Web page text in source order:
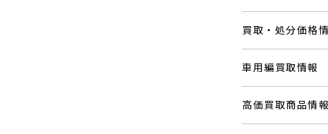
買取・処分価格
車用編買取情報
高価買取商品情